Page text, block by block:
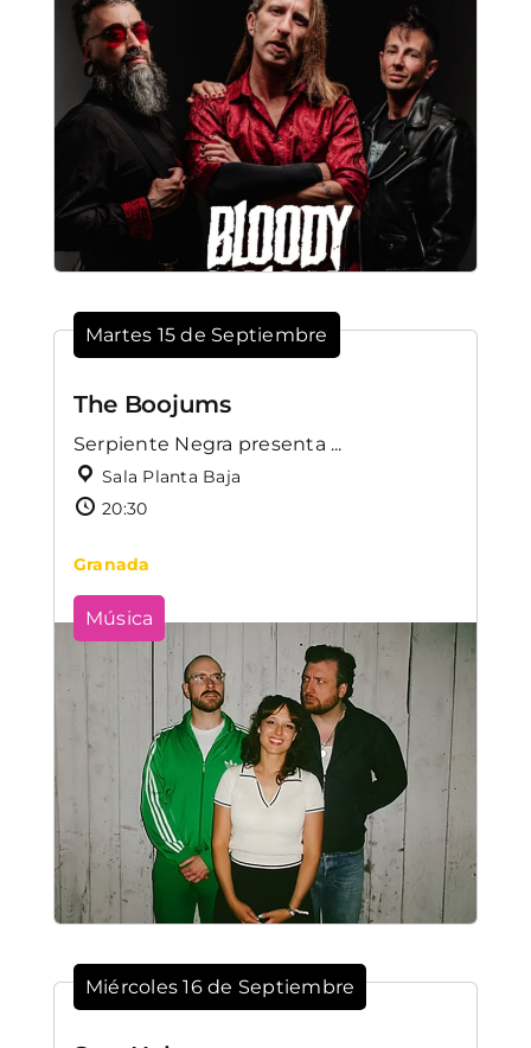
Martes 15 de Septiembre
The Boojums
Serpiente Negra presenta ...
Sala Planta Baja
20:30
Granada
Música
Miércoles 16 de Septiembre